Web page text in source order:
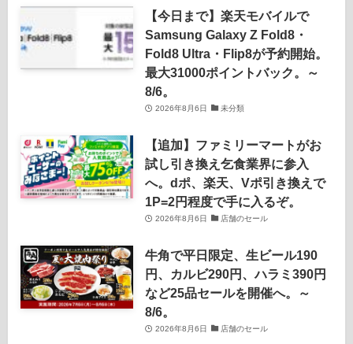
【今日まで】楽天モバイルで
Samsung Galaxy Z Fold8・
Fold8 Ultra・Flip8が予約開始。
最大31000ポイントバック。～
8/6。
2026年8月6日 未分類
【追加】ファミリーマートがお
試し引き換え乞食業界に参入
へ。dポ、楽天、Vポ引き換えで
1P=2円程度で手に入るぞ。
2026年8月6日 店舗のセール
牛角で平日限定、生ビール190
円、カルビ290円、ハラミ390円
など25品セールを開催へ。～
8/6。
2026年8月6日 店舗のセール